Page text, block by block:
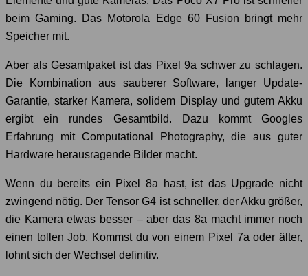
beim Gaming. Das Motorola Edge 60 Fusion bringt mehr
Speicher mit.
Aber als Gesamtpaket ist das Pixel 9a schwer zu schlagen.
Die Kombination aus sauberer Software, langer Update-
Garantie, starker Kamera, solidem Display und gutem Akku
ergibt ein rundes Gesamtbild. Dazu kommt Googles
Erfahrung mit Computational Photography, die aus guter
Hardware herausragende Bilder macht.
Wenn du bereits ein Pixel 8a hast, ist das Upgrade nicht
zwingend nötig. Der Tensor G4 ist schneller, der Akku größer,
die Kamera etwas besser – aber das 8a macht immer noch
einen tollen Job. Kommst du von einem Pixel 7a oder älter,
lohnt sich der Wechsel definitiv.